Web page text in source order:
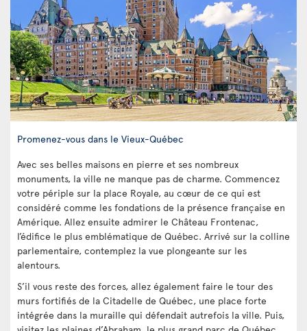
Promenez-vous dans le Vieux-Québec
Avec ses belles maisons en pierre et ses nombreux
monuments, la ville ne manque pas de charme. Commencez
votre périple sur la place Royale, au cœur de ce qui est
considéré comme les fondations de la présence française en
Amérique. Allez ensuite admirer le Château Frontenac,
l’édifice le plus emblématique de Québec. Arrivé sur la colline
parlementaire, contemplez la vue plongeante sur les
alentours.
S’il vous reste des forces, allez également faire le tour des
murs fortifiés de la Citadelle de Québec, une place forte
intégrée dans la muraille qui défendait autrefois la ville. Puis,